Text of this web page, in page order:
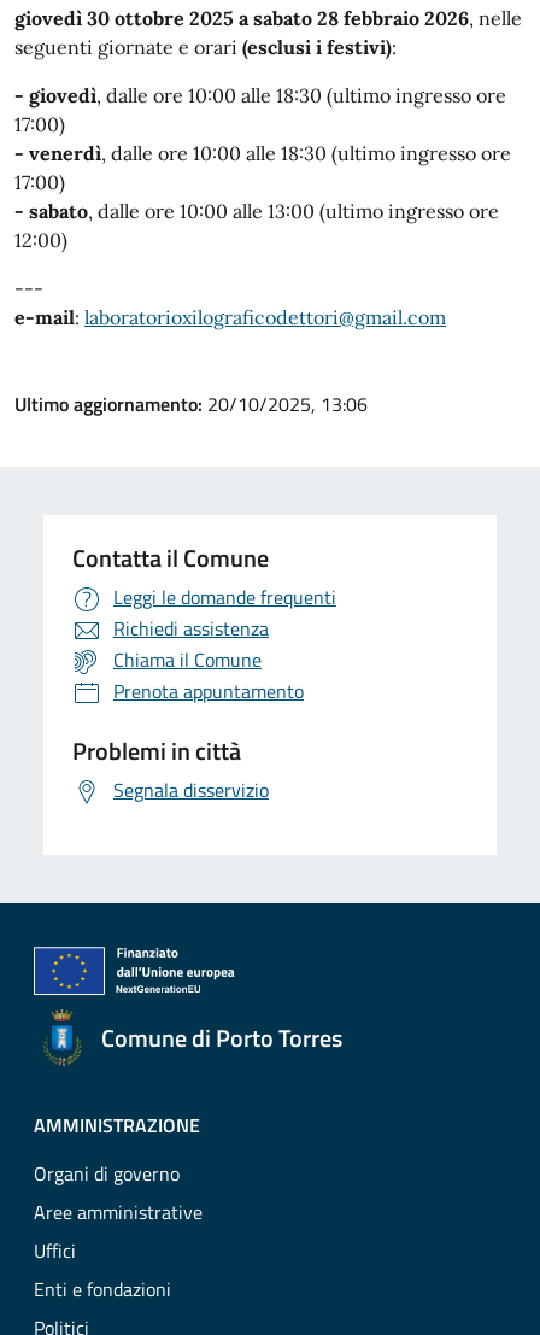
giovedì 30 ottobre 2025 a sabato 28 febbraio 2026, nelle
seguenti giornate e orari (esclusi i festivi):
- giovedì, dalle ore 10:00 alle 18:30 (ultimo ingresso ore
17:00)
- venerdì, dalle ore 10:00 alle 18:30 (ultimo ingresso ore
17:00)
- sabato, dalle ore 10:00 alle 13:00 (ultimo ingresso ore
12:00)
---
e-mail: laboratorioxilograficodettori@gmail.com
Ultimo aggiornamento: 20/10/2025, 13:06
Contatta il Comune
Leggi le domande frequenti
Richiedi assistenza
Chiama il Comune
Prenota appuntamento
Problemi in città
Segnala disservizio
Comune di Porto Torres
AMMINISTRAZIONE
Organi di governo
Aree amministrative
Uffici
Enti e fondazioni
Politici